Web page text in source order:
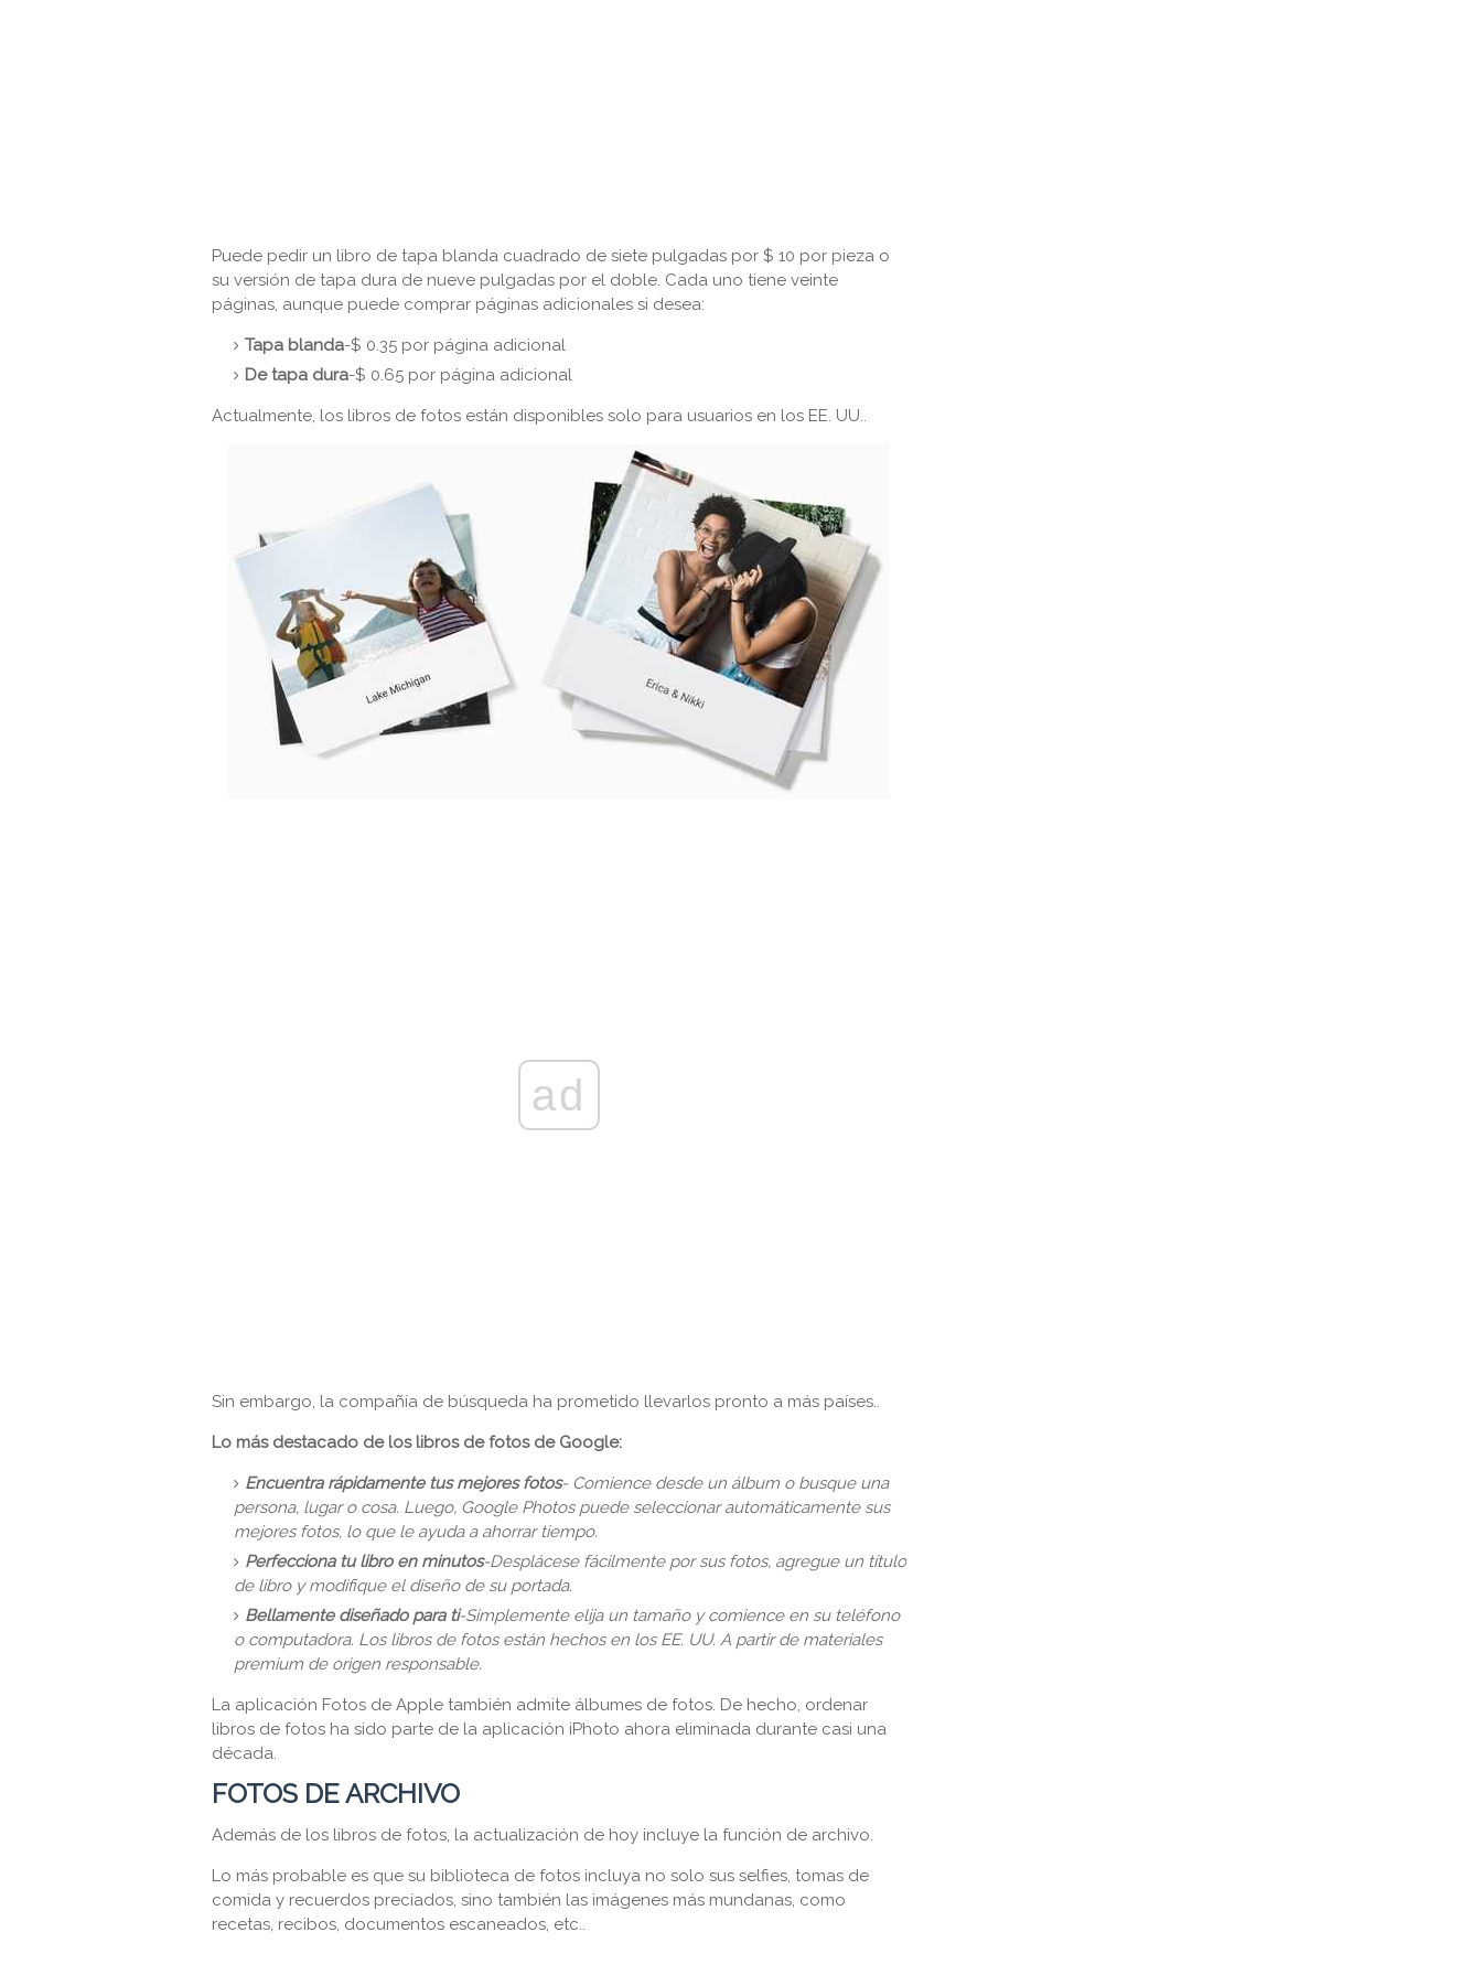
Puede pedir un libro de tapa blanda cuadrado de siete pulgadas por $ 10 por pieza o
su versión de tapa dura de nueve pulgadas por el doble. Cada uno tiene veinte
páginas, aunque puede comprar páginas adicionales si desea:
Tapa blanda-$ 0.35 por página adicional
De tapa dura-$ 0.65 por página adicional
Actualmente, los libros de fotos están disponibles solo para usuarios en los EE. UU..
ad
Sin embargo, la compañía de búsqueda ha prometido llevarlos pronto a más países..
Lo más destacado de los libros de fotos de Google:
Encuentra rápidamente tus mejores fotos- Comience desde un álbum o busque una
persona, lugar o cosa. Luego, Google Photos puede seleccionar automáticamente sus
mejores fotos, lo que le ayuda a ahorrar tiempo.
Perfecciona tu libro en minutos-Desplácese fácilmente por sus fotos, agregue un título
de libro y modifique el diseño de su portada.
Bellamente diseñado para ti-Simplemente elija un tamaño y comience en su teléfono
o computadora. Los libros de fotos están hechos en los EE. UU. A partir de materiales
premium de origen responsable.
La aplicación Fotos de Apple también admite álbumes de fotos. De hecho, ordenar
libros de fotos ha sido parte de la aplicación iPhoto ahora eliminada durante casi una
década.
FOTOS DE ARCHIVO
Además de los libros de fotos, la actualización de hoy incluye la función de archivo.
Lo más probable es que su biblioteca de fotos incluya no solo sus selfies, tomas de
comida y recuerdos preciados, sino también las imágenes más mundanas, como
recetas, recibos, documentos escaneados, etc..